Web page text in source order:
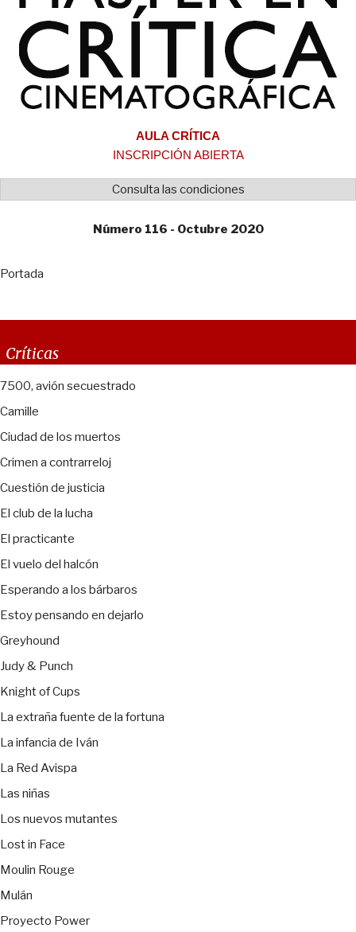
AULA CRÍTICA
INSCRIPCIÓN ABIERTA
Consulta las condiciones
Número 116 - Octubre 2020
Portada
Críticas
7500, avión secuestrado
Camille
Ciudad de los muertos
Crimen a contrarreloj
Cuestión de justicia
El club de la lucha
El practicante
El vuelo del halcón
Esperando a los bárbaros
Estoy pensando en dejarlo
Greyhound
Judy & Punch
Knight of Cups
La extraña fuente de la fortuna
La infancia de Iván
La Red Avispa
Las niñas
Los nuevos mutantes
Lost in Face
Moulin Rouge
Mulán
Proyecto Power